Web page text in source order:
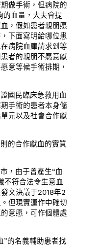
做手術，但病院的
的血量，大夫會提
，假如患者親朋愿
下面寫明給哪位患
病院血庫請求到等
者的親朋不愿意獻
意等候手術排期，
國民臨床急救用血
手術的患者本身儲
元以及社會合作獻
的合作獻血的實質
，由于曾產生“血
不符合法令生意血
文決議于2018年2
但現實運作中確切
意愿，可作個體處
”的名義輔助患者找